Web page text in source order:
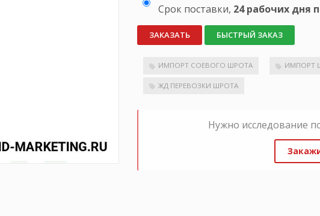
Срок поставки, 24 рабочих дня
ЗАКАЗАТЬ БЫСТРЫЙ ЗАКАЗ
ИМПОРТ СОЕВОГО ШРОТА ИМПОРТ
ЖД ПЕРЕВОЗКИ ШРОТА
Нужно исследование